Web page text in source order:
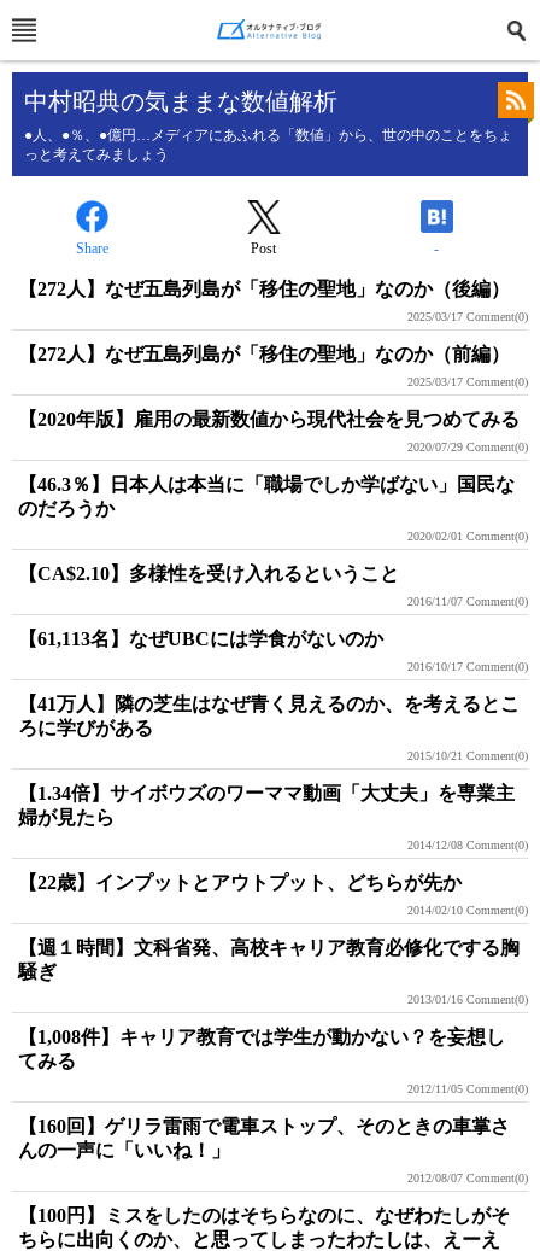
中村昭典の気ままな数値解析
●人、●％、●億円…メディアにあふれる「数値」から、世の中のことをちょ
っと考えてみましょう
Share Post -
【272人】なぜ五島列島が「移住の聖地」なのか（後編）
2025/03/17 Comment(0)
【272人】なぜ五島列島が「移住の聖地」なのか（前編）
2025/03/17 Comment(0)
【2020年版】雇用の最新数値から現代社会を見つめてみる
2020/07/29 Comment(0)
【46.3％】日本人は本当に「職場でしか学ばない」国民な
のだろうか
2020/02/01 Comment(0)
【CA$2.10】多様性を受け入れるということ
2016/11/07 Comment(0)
【61,113名】なぜUBCには学食がないのか
2016/10/17 Comment(0)
【41万人】隣の芝生はなぜ青く見えるのか、を考えるとこ
ろに学びがある
2015/10/21 Comment(0)
【1.34倍】サイボウズのワーママ動画「大丈夫」を専業主
婦が見たら
2014/12/08 Comment(0)
【22歳】インプットとアウトプット、どちらが先か
2014/02/10 Comment(0)
【週１時間】文科省発、高校キャリア教育必修化でする胸
騒ぎ
2013/01/16 Comment(0)
【1,008件】キャリア教育では学生が動かない？を妄想し
てみる
2012/11/05 Comment(0)
【160回】ゲリラ雷雨で電車ストップ、そのときの車掌さ
んの一声に「いいね！」
2012/08/07 Comment(0)
【100円】ミスをしたのはそちらなのに、なぜわたしがそ
ちらに出向くのか、と思ってしまったわたしは、えーえ